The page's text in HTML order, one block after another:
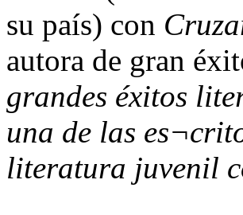
su país) con
autora de gran
grandes éxitos
una de las
literatura juvenil